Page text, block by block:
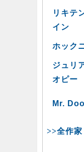
リキテ
イン
ホック
ジュリ
オピー
Mr.
>>全作家